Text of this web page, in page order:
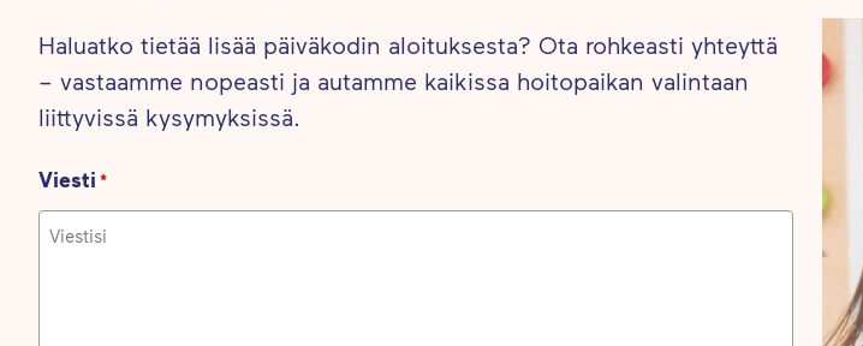
Haluatko tietää lisää päiväkodin aloituksesta? Ota rohkeasti yhteyttä
– vastaamme nopeasti ja autamme kaikissa hoitopaikan valintaan
liittyvissä kysymyksissä.
Viesti *